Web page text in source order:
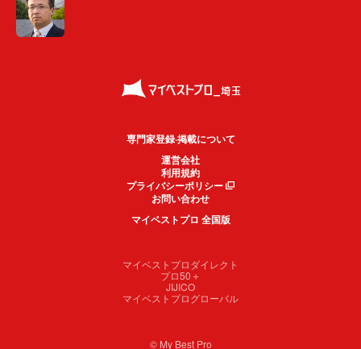
専門家登録·掲載について
運営会社
利用規約
プライバシーポリシー
お問い合わせ
マイベストプロ 全国版
マイベストプロダイレクト
プロ50＋
JIJICO
マイベストプログローバル
© My Best Pro